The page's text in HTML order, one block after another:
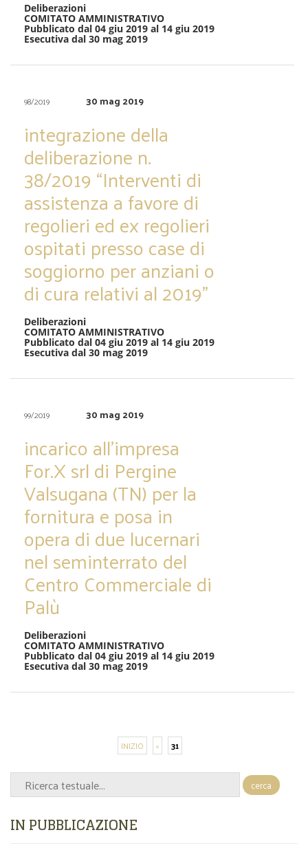
Deliberazioni
COMITATO AMMINISTRATIVO
Pubblicato dal 04 giu 2019 al 14 giu 2019
Esecutiva dal 30 mag 2019
98/2019 30 mag 2019
integrazione della
deliberazione n.
38/2019 “Interventi di
assistenza a favore di
regolieri ed ex regolieri
ospitati presso case di
soggiorno per anziani o
di cura relativi al 2019”
Deliberazioni
COMITATO AMMINISTRATIVO
Pubblicato dal 04 giu 2019 al 14 giu 2019
Esecutiva dal 30 mag 2019
99/2019 30 mag 2019
incarico all’impresa
For.X srl di Pergine
Valsugana (TN) per la
fornitura e posa in
opera di due lucernari
nel seminterrato del
Centro Commerciale di
Palù
Deliberazioni
COMITATO AMMINISTRATIVO
Pubblicato dal 04 giu 2019 al 14 giu 2019
Esecutiva dal 30 mag 2019
INIZIO « 31
cerca
IN PUBBLICAZIONE